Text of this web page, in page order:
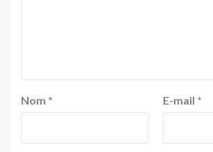
Nom * E-mail *